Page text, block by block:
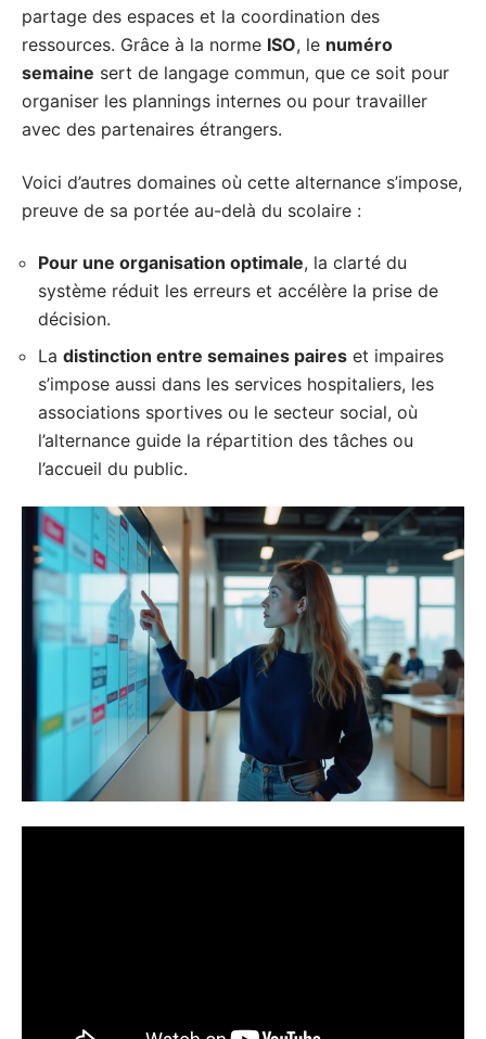
partage des espaces et la coordination des
ressources. Grâce à la norme ISO, le numéro
semaine sert de langage commun, que ce soit pour
organiser les plannings internes ou pour travailler
avec des partenaires étrangers.
Voici d’autres domaines où cette alternance s’impose,
preuve de sa portée au-delà du scolaire :
Pour une organisation optimale, la clarté du
système réduit les erreurs et accélère la prise de
décision.
La distinction entre semaines paires et impaires
s’impose aussi dans les services hospitaliers, les
associations sportives ou le secteur social, où
l’alternance guide la répartition des tâches ou
l’accueil du public.